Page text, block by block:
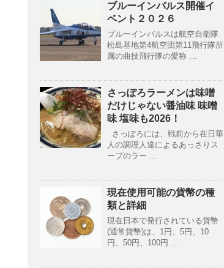
ブルーインパルス開催イ
ベント２０２６
ブルーインパルスは航空自衛隊
松島基地第4航空団第11飛行隊所
属の曲技飛行隊の愛称 …
さっぽろラーメンは味噌
だけじゃない醤油味 味噌
味 塩味も2026！
さっぽろには、戦前から在日華
人の調理人達によるあっさりス
ープのラー …
現在使用可能の貨幣の種
類と詳細
現在日本で発行されている貨幣
(通常貨幣)は、1円、5円、10
円、50円、100円 …